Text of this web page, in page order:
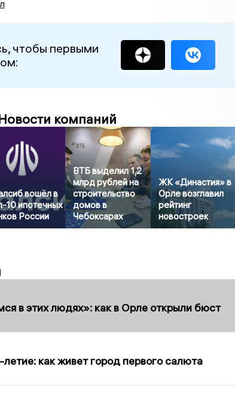
чтобы первыми
компаний
вошёл в
10 ипотечных
России
ВТБ выделил 1,2
млрд рублей на
строительство
домов в
Чебоксарах
ЖК «Династия» в
Орле возглавил
рейтинг
новостроек
в этих людях»: как в Орле открыли бюст
как живет город первого салюта